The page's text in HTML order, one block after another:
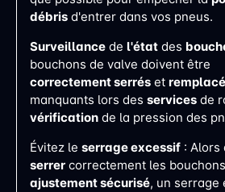
débris d'entrer dans vos pneus​​.
Surveillance de l'état des
bouchons de valve doivent être
correctementserrés et
manquants lors des services de
vérification de la pression des
Évitez le serrage excessif : Alors
serrercorrectement les
ajustement sécurisé, un serrage